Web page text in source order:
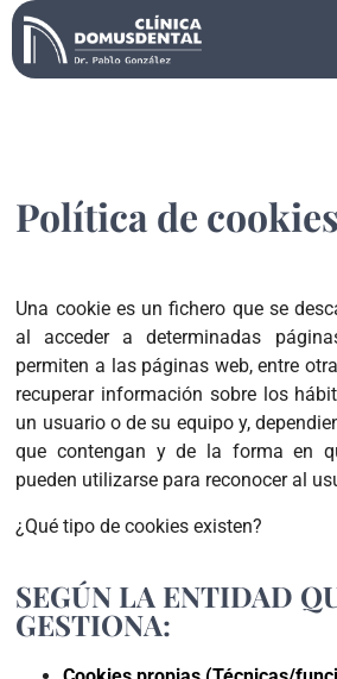
Política de cookies
Una cookie es un fichero que se
al acceder a determinadas
permiten a las páginas web, entre
recuperar información sobre los
un usuario o de su equipo y,
que contengan y de la forma en
pueden utilizarse para reconocer al
¿Qué tipo de cookies existen?
SEGÚN LA ENTIDAD
GESTIONA: